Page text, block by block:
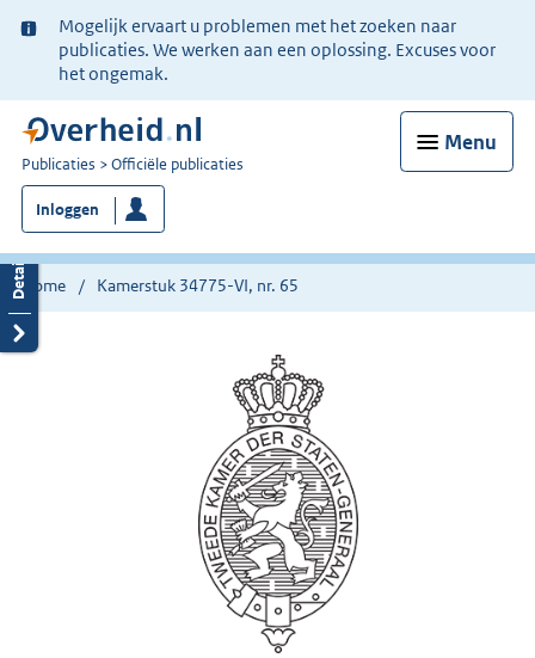
Ter
informatie:
Mogelijk ervaart u problemen met het zoeken naar
publicaties. We werken aan een oplossing. Excuses voor
het ongemak.
Menu
U
bent
nu
hier:
Publicaties Officiële publicaties
Inloggen
Home Kamerstuk 34775-VI, nr. 65